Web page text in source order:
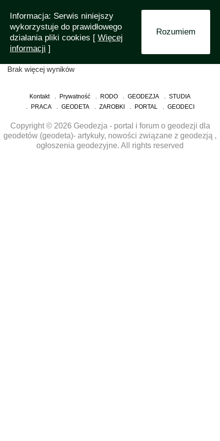
Brak więcej wyników
Kontakt Prywatność RODO GEODEZJA
STUDIA
PRACA
GEODETA ZAROBKI PORTAL GEODECI
Copyright © 2026 Geodezja - portal i forum o geodezji dla
geodetów (geodeta)- artykuły, nowości związane z geodezją ,
ogłoszenia geodezyjne. All rights reserved
Informacja: Serwis niniejszy
wykorzystuje do prawidłowego
działania pliki cookies [ Więcej
informacji ]
Rozumiem